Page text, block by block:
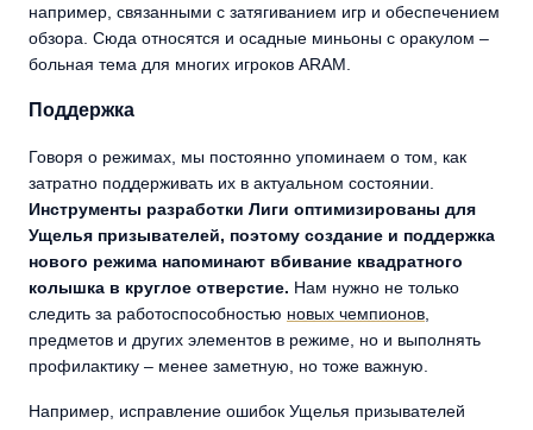
например, связанными с затягиванием игр и обеспечением
обзора. Сюда относятся и осадные миньоны с оракулом –
больная тема для многих игроков ARAM.
Поддержка
Говоря о режимах, мы постоянно упоминаем о том, как
затратно поддерживать их в актуальном состоянии.
Инструменты разработки Лиги оптимизированы для
Ущелья призывателей, поэтому создание и поддержка
нового режима напоминают вбивание квадратного
колышка в круглое отверстие. Нам нужно не только
следить за работоспособностью новых чемпионов
предметов и других элементов в режиме, но и выполнять
профилактику – менее заметную, но тоже важную.
Например, исправление ошибок Ущелья призывателей